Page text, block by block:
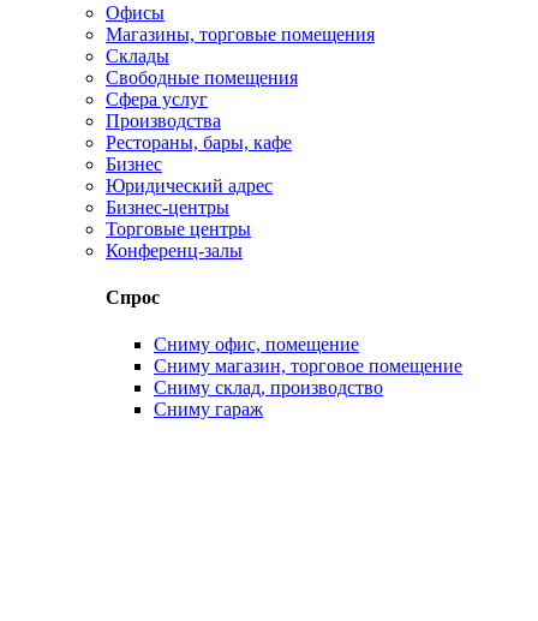
Офисы
Магазины, торговые помещения
Склады
Свободные помещения
Сфера услуг
Производства
Рестораны, бары, кафе
Бизнес
Юридический адрес
Бизнес-центры
Торговые центры
Конференц-залы
Спрос
Сниму офис, помещение
Сниму магазин, торговое помещение
Сниму склад, производство
Сниму гараж